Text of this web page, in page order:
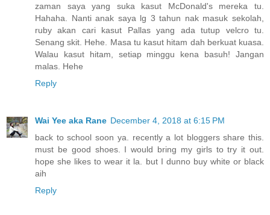
zaman saya yang suka kasut McDonald's mereka tu.
Hahaha. Nanti anak saya lg 3 tahun nak masuk sekolah,
ruby akan cari kasut Pallas yang ada tutup velcro tu.
Senang skit. Hehe. Masa tu kasut hitam dah berkuat kuasa.
Walau kasut hitam, setiap minggu kena basuh! Jangan
malas. Hehe
Reply
Wai Yee aka Rane December 4, 2018 at 6:15 PM
back to school soon ya. recently a lot bloggers share this.
must be good shoes. I would bring my girls to try it out.
hope she likes to wear it la. but I dunno buy white or black
aih
Reply